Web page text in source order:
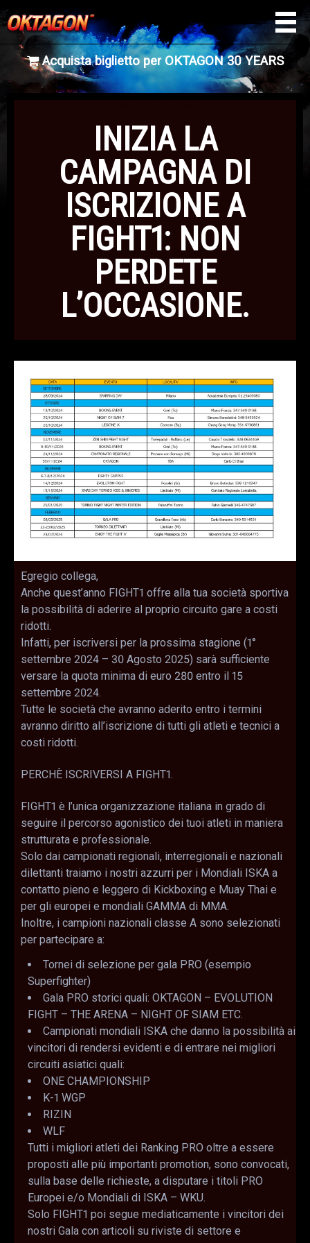
Acquista biglietto per OKTAGON 30 YEARS
INIZIA LA
CAMPAGNA DI
ISCRIZIONE A
FIGHT1: NON
PERDETE
L’OCCASIONE.
Egregio collega,
Anche quest’anno FIGHT1 offre alla tua società sportiva
la possibilità di aderire al proprio circuito gare a costi
ridotti.
Infatti, per iscriversi per la prossima stagione (1°
settembre 2024 – 30 Agosto 2025) sarà sufficiente
versare la quota minima di euro 280 entro il 15
settembre 2024.
Tutte le società che avranno aderito entro i termini
avranno diritto all’iscrizione di tutti gli atleti e tecnici a
costi ridotti.
PERCHÈ ISCRIVERSI A FIGHT1.
FIGHT1 è l’unica organizzazione italiana in grado di
seguire il percorso agonistico dei tuoi atleti in maniera
strutturata e professionale.
Solo dai campionati regionali, interregionali e nazionali
dilettanti traiamo i nostri azzurri per i Mondiali ISKA a
contatto pieno e leggero di Kickboxing e Muay Thai e
per gli europei e mondiali GAMMA di MMA.
Inoltre, i campioni nazionali classe A sono selezionati
per partecipare a:
Tornei di selezione per gala PRO (esempio
Superfighter)
Gala PRO storici quali: OKTAGON – EVOLUTION
FIGHT – THE ARENA – NIGHT OF SIAM ETC.
Campionati mondiali ISKA che danno la possibilità ai
vincitori di rendersi evidenti e di entrare nei migliori
circuiti asiatici quali:
ONE CHAMPIONSHIP
K-1 WGP
RIZIN
WLF
Tutti i migliori atleti dei Ranking PRO oltre a essere
proposti alle più importanti promotion, sono convocati,
sulla base delle richieste, a disputare i titoli PRO
Europei e/o Mondiali di ISKA – WKU.
Solo FIGHT1 poi segue mediaticamente i vincitori dei
nostri Gala con articoli su riviste di settore e